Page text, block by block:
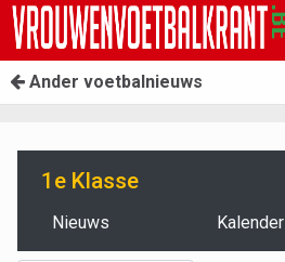
Ander voetbalnieuws
1e Klasse
Nieuws Kalender